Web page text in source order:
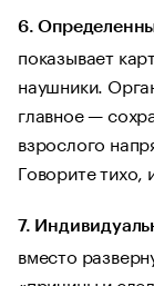
6.
показывает
наушники.
главное —
взрослого
Говорите тихо,
7.
вместо